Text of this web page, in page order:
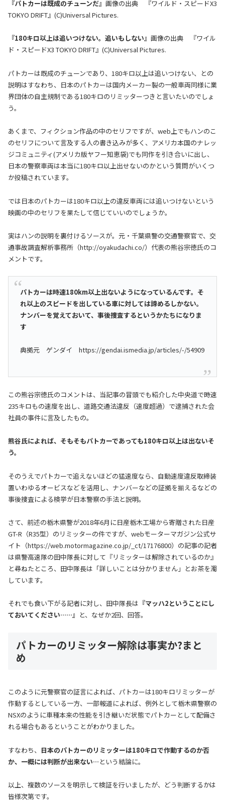
『パトカーは既成のチューンだ』 画像の出典 『ワイルド・スピードX3
TOKYO DRIFT』(C)Universal Pictures.
『180キロ以上は追いつけない。追いもしない』 画像の出典 『ワイル
ド・スピードX3 TOKYO DRIFT』(C)Universal Pictures.
パトカーは既成のチューンであり、180キロ以上は追いつけない、との
説明はすなわち、日本のパトカーは国内メーカー製の一般車両同様に業
界団体の自主規制である180キロのリミッターつきと言いたいのでしょ
う。
あくまで、フィクション作品の中のセリフですが、web上でもハンのこ
のセリフについて言及する人の書き込みが多く、アメリカ本国のナレッ
ジコミュニティ(アメリカ版ヤフー知恵袋)でも同作を引き合いに出し、
日本の警察車両は本当に180キロ以上出せないのかという質問がいくつ
か投稿されています。
では日本のパトカーは180キロ以上の違反車両には追いつけないという
映画の中のセリフを果たして信じていいのでしょうか。
実はハンの説明を裏付けるソースが。元・千葉県警の交通警察官で、交
通事故調査解析事務所（http://oyakudachi.co/）代表の熊谷宗徳氏のコ
メントです。
パトカーは時速180km以上出ないようになっているんです。そ
れ以上のスピードを出している車に対しては諦めるしかない。
ナンバーを覚えておいて、事後捜査するというかたちになりま
す
典拠元 ゲンダイ https://gendai.ismedia.jp/articles/-/54909
この熊谷宗徳氏のコメントは、当記事の冒頭でも紹介した中央道で時速
235キロもの速度を出し、道路交通法違反（速度超過）で逮捕された会
社員の事件に言及したもの。
熊谷氏によれば、そもそもパトカーであっても180キロ以上は出ないそ
う。
そのうえでパトカーで追えないほどの猛速度なら、自動速度違反取締装
置いわゆるオービスなどを活用し、ナンバーなどの証拠を揃えるなどの
事後捜査による検挙が日本警察の手法と説明。
さて、前述の栃木県警が2018年6月に日産栃木工場から寄贈された日産
GT-R（R35型）のリミッターの件ですが、webモーターマガジン公式サ
イト（https://web.motormagazine.co.jp/_ct/17176800）の記事の記者
は県警高速隊の田中隊長に対して『リミッターは解除されているのか』
と尋ねたところ、田中隊長は「詳しいことは分かりません」とお茶を濁
しています。
それでも食い下がる記者に対し、田中隊長は 『マッハ2ということにし
ておいてください……』 と、なぜか2回、回答。
パトカーのリミッター解除は事実か?まと
め
このように元警察官の証言によれば、パトカーは180キロリミッターが
作動するとしている一方、一部報道によれば、例外として栃木県警察の
NSXのように車種本来の性能を引き継いだ状態でパトカーとして配備さ
れる場合もあるということがわかりました。
すなわち、 日本のパトカーのリミッターは180キロで作動するのか否
か、一概には判断が出来ない… という結論に。
以上、複数のソースを明示して検証を行いましたが、どう判断するかは
皆様次第です。